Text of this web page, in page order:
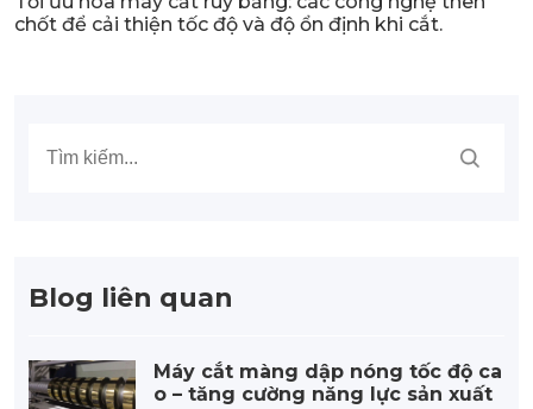
chốt để cải thiện tốc độ và độ ổn định khi cắt.
Blog liên quan
Máy cắt màng dập nóng tốc độ ca
o – tăng cường năng lực sản xuất